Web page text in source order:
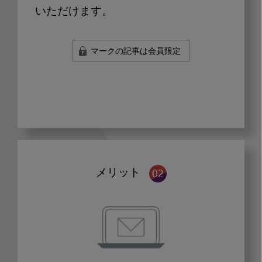
いただけます。
マークの記事は会員限定
メリット